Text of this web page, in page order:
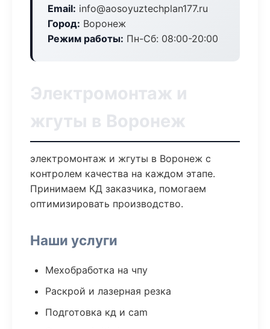
Email: info@aosoyuztechplan177.ru
Город: Воронеж
Режим работы: Пн-Сб: 08:00-20:00
Электромонтаж и
жгуты в Воронеж
электромонтаж и жгуты в Воронеж с
контролем качества на каждом этапе.
Принимаем КД заказчика, помогаем
оптимизировать производство.
Наши услуги
Мехобработка на чпу
Раскрой и лазерная резка
Подготовка кд и cam